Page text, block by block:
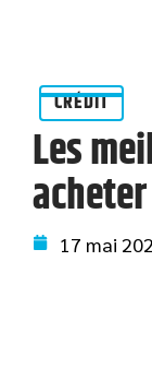
CRÉDIT
Les
17 mai